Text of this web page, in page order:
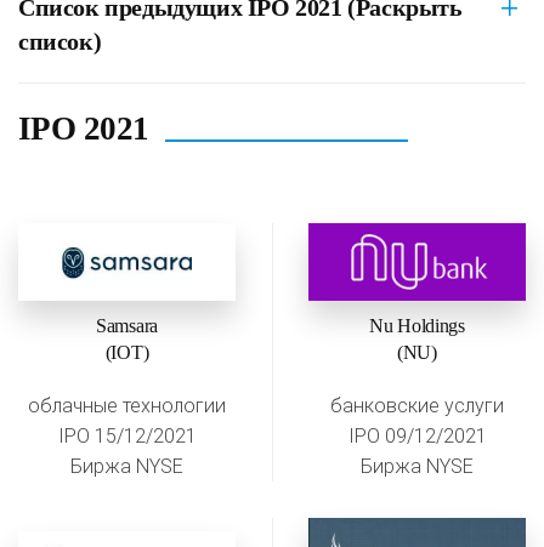
Список предыдущих IPO 2021 (Раскрыть
список)
IPO 2021
Samsara
(IOT)
облачные технологии
IPO 15/12/2021
Биржа NYSE
Nu Holdings
(NU)
банковские услуги
IPO 09/12/2021
Биржа NYSE